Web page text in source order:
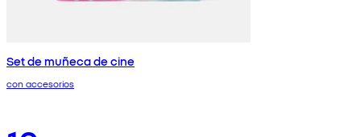
Set de muñeca de cine
con accesorios